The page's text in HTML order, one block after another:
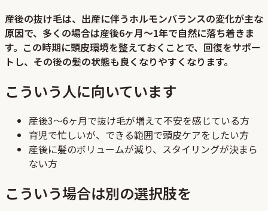
産後の抜け毛は、出産に伴うホルモンバランスの変化が主な
原因で、多くの場合は産後6ヶ月〜1年で自然に落ち着きま
す。この時期に頭皮環境を整えておくことで、回復をサポー
トし、その後の髪の状態も良くなりやすくなります。
こういう人に向いています
産後3〜6ヶ月で抜け毛が増えて不安を感じている方
育児で忙しいが、できる範囲で頭皮ケアをしたい方
産後に髪のボリュームが減り、スタイリングが決まら
ない方
こういう場合は別の選択肢を